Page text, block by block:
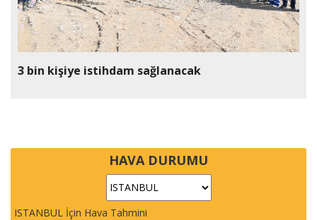
3 bin kişiye istihdam sağlanacak
HAVA DURUMU
ISTANBUL İçin Hava Tahmini